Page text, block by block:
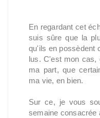
En regardant cet
suis sûre que la
qu'ils en possèdent
lus. C'est mon cas,
ma part, que
ma vie, en bien.
Sur ce, je vous
semaine consacrée